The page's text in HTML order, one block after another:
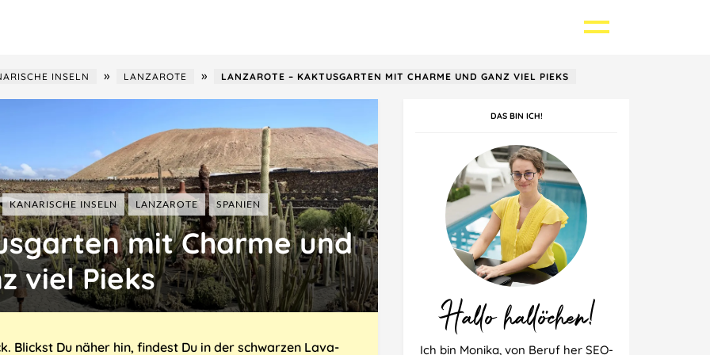
Frankreich Griechenland
Italien Kroatien
Österreich Polen
Schweiz Spanien
Malaysia Singapur
Taiwan Thailand
USA
INSELN » LANZAROTE » LANZAROTE ‒ KAKTUSGARTEN MIT CHARME UND GANZ VIEL PIEKS
KANARISCHE INSELN LANZAROTE SPANIEN
mit Charme und
viel Pieks
Blickst Du näher hin, findest Du in der schwarzen Lava-
DAS BIN ICH!
Hallo hallöchen!
Ich bin Monika, von Beruf her SEO-